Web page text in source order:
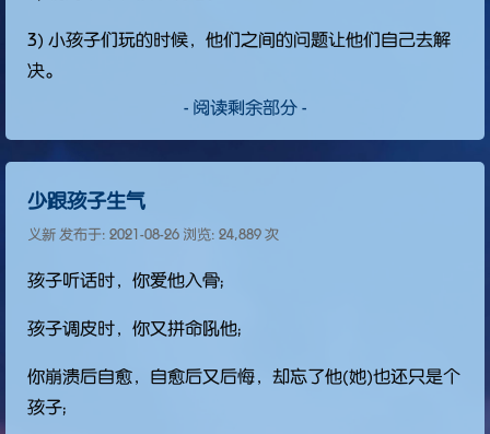
3) 小孩子们玩的时候，他们之间的问题让他们自己去解
决。
- 阅读剩余部分 -
少跟孩子生气
义新 发布于: 2021-08-26 浏览: 24,889 次
孩子听话时，你爱他入骨；
孩子调皮时，你又拼命吼他；
你崩溃后自愈，自愈后又后悔，却忘了他(她)也还只是个
孩子；